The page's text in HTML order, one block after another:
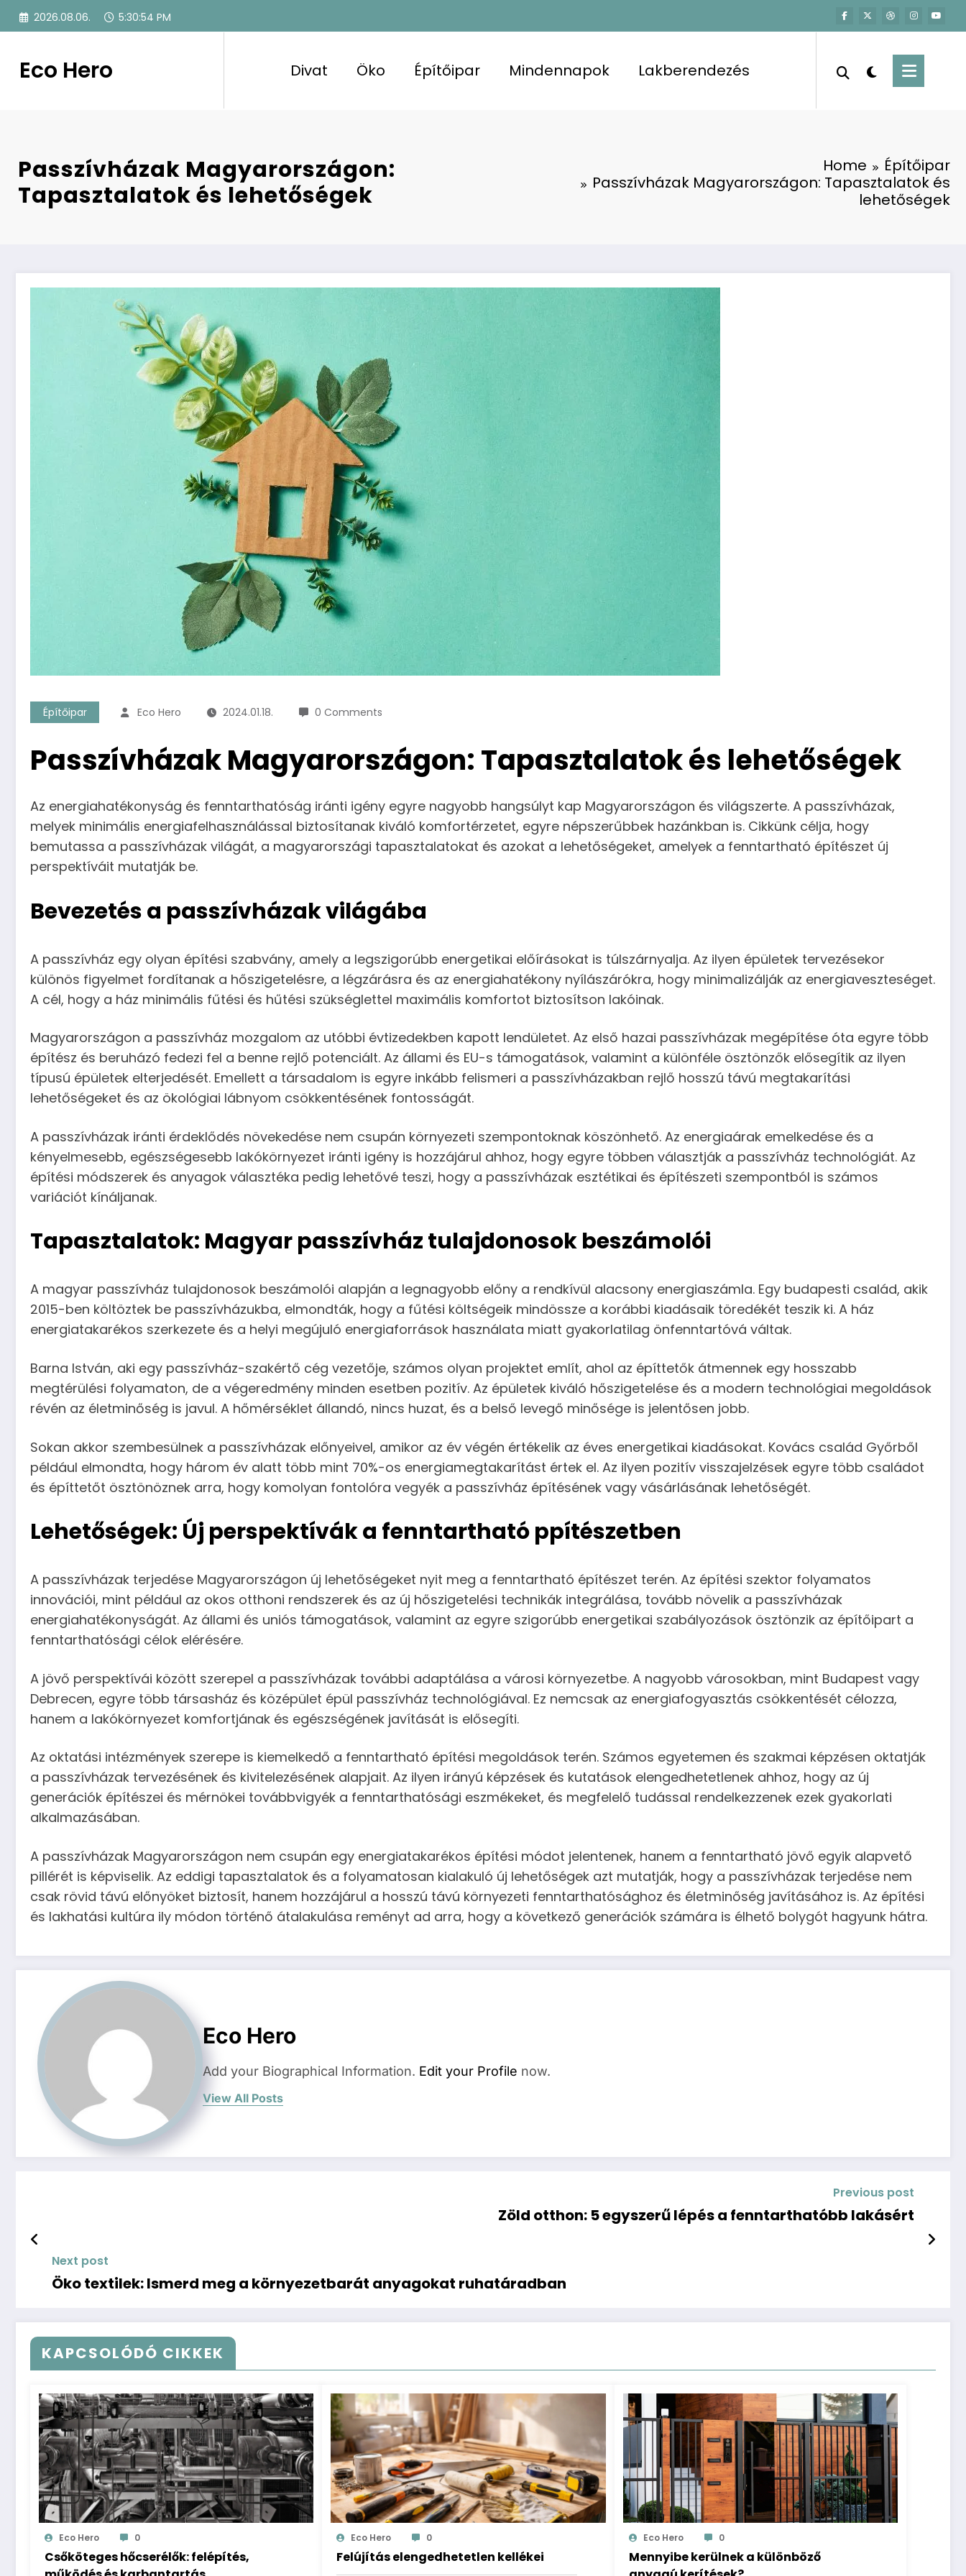
Skip
2026.08.06. 5:30:55 PM
Eco Hero Divat Öko Építőipar Mindennapok Lakberendezés
Passzívházak Magyarországon:
Tapasztalatok és lehetőségek
Home
Építőipar
Passzívházak Magyarországon: Tapasztalatok és
lehetőségek
Építőipar Eco Hero 2024.01.18. 0 Comments
Passzívházak Magyarországon: Tapasztalatok és lehetőségek
Az energiahatékonyság és fenntarthatóság iránti igény egyre nagyobb hangsúlyt kap Magyarországon és világszerte. A passzívházak,
melyek minimális energiafelhasználással biztosítanak kiváló komfortérzetet, egyre népszerűbbek hazánkban is. Cikkünk célja, hogy
bemutassa a passzívházak világát, a magyarországi tapasztalatokat és azokat a lehetőségeket, amelyek a fenntartható építészet új
perspektíváit mutatják be.
Bevezetés a passzívházak világába
A passzívház egy olyan építési szabvány, amely a legszigorúbb energetikai előírásokat is túlszárnyalja. Az ilyen épületek tervezésekor
különös figyelmet fordítanak a hőszigetelésre, a légzárásra és az energiahatékony nyílászárókra, hogy minimalizálják az energiaveszteséget.
A cél, hogy a ház minimális fűtési és hűtési szükséglettel maximális komfortot biztosítson lakóinak.
Magyarországon a passzívház mozgalom az utóbbi évtizedekben kapott lendületet. Az első hazai passzívházak megépítése óta egyre több
építész és beruházó fedezi fel a benne rejlő potenciált. Az állami és EU-s támogatások, valamint a különféle ösztönzők elősegítik az ilyen
típusú épületek elterjedését. Emellett a társadalom is egyre inkább felismeri a passzívházakban rejlő hosszú távú megtakarítási
lehetőségeket és az ökológiai lábnyom csökkentésének fontosságát.
A passzívházak iránti érdeklődés növekedése nem csupán környezeti szempontoknak köszönhető. Az energiaárak emelkedése és a
kényelmesebb, egészségesebb lakókörnyezet iránti igény is hozzájárul ahhoz, hogy egyre többen választják a passzívház technológiát. Az
építési módszerek és anyagok választéka pedig lehetővé teszi, hogy a passzívházak esztétikai és építészeti szempontból is számos
variációt kínáljanak.
Tapasztalatok: Magyar passzívház tulajdonosok beszámolói
A magyar passzívház tulajdonosok beszámolói alapján a legnagyobb előny a rendkívül alacsony energiaszámla. Egy budapesti család, akik
2015-ben költöztek be passzívházukba, elmondták, hogy a fűtési költségeik mindössze a korábbi kiadásaik töredékét teszik ki. A ház
energiatakarékos szerkezete és a helyi megújuló energiaforrások használata miatt gyakorlatilag önfenntartóvá váltak.
Barna István, aki egy passzívház-szakértő cég vezetője, számos olyan projektet említ, ahol az építtetők átmennek egy hosszabb
megtérülési folyamaton, de a végeredmény minden esetben pozitív. Az épületek kiváló hőszigetelése és a modern technológiai megoldások
révén az életminőség is javul. A hőmérséklet állandó, nincs huzat, és a belső levegő minősége is jelentősen jobb.
Sokan akkor szembesülnek a passzívházak előnyeivel, amikor az év végén értékelik az éves energetikai kiadásokat. Kovács család Győrből
például elmondta, hogy három év alatt több mint 70%-os energiamegtakarítást értek el. Az ilyen pozitív visszajelzések egyre több családot
és építtetőt ösztönöznek arra, hogy komolyan fontolóra vegyék a passzívház építésének vagy vásárlásának lehetőségét.
Lehetőségek: Új perspektívák a fenntartható ppítészetben
A passzívházak terjedése Magyarországon új lehetőségeket nyit meg a fenntartható építészet terén. Az építési szektor folyamatos
innovációi, mint például az okos otthoni rendszerek és az új hőszigetelési technikák integrálása, tovább növelik a passzívházak
energiahatékonyságát. Az állami és uniós támogatások, valamint az egyre szigorúbb energetikai szabályozások ösztönzik az építőipart a
fenntarthatósági célok elérésére.
A jövő perspektívái között szerepel a passzívházak további adaptálása a városi környezetbe. A nagyobb városokban, mint Budapest vagy
Debrecen, egyre több társasház és középület épül passzívház technológiával. Ez nemcsak az energiafogyasztás csökkentését célozza,
hanem a lakókörnyezet komfortjának és egészségének javítását is elősegíti.
Az oktatási intézmények szerepe is kiemelkedő a fenntartható építési megoldások terén. Számos egyetemen és szakmai képzésen oktatják
a passzívházak tervezésének és kivitelezésének alapjait. Az ilyen irányú képzések és kutatások elengedhetetlenek ahhoz, hogy az új
generációk építészei és mérnökei továbbvigyék a fenntarthatósági eszmékeket, és megfelelő tudással rendelkezzenek ezek gyakorlati
alkalmazásában.
A passzívházak Magyarországon nem csupán egy energiatakarékos építési módot jelentenek, hanem a fenntartható jövő egyik alapvető
pillérét is képviselik. Az eddigi tapasztalatok és a folyamatosan kialakuló új lehetőségek azt mutatják, hogy a passzívházak terjedése nem
csak rövid távú előnyöket biztosít, hanem hozzájárul a hosszú távú környezeti fenntarthatósághoz és életminőség javításához is. Az építési
és lakhatási kultúra ily módon történő átalakulása reményt ad arra, hogy a következő generációk számára is élhető bolygót hagyunk hátra.
Eco Hero
Add your Biographical Information. Edit your Profile now.
View All Posts
Previous post
Zöld otthon: 5 egyszerű lépés a fenntarthatóbb lakásért
Next post
Öko textilek: Ismerd meg a környezetbarát anyagokat ruhatáradban
KAPCSOLÓDÓ CIKKEK
Eco Hero 0
Csőköteges hőcserélők: felépítés,
Eco Hero 0
Felújítás elengedhetetlen kellékei
Eco Hero 0
Mennyibe kerülnek a különböző